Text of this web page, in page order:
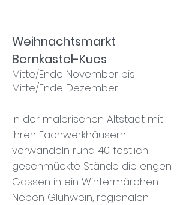
Weihnachtsmarkt
Bernkastel-Kues
Mitte/Ende November bis
Mitte/Ende Dezember
In der malerischen Altstadt mit
ihren Fachwerkhäusern
verwandeln rund 40 festlich
geschmückte Stände die engen
Gassen in ein Wintermärchen.
Neben Glühwein, regionalen